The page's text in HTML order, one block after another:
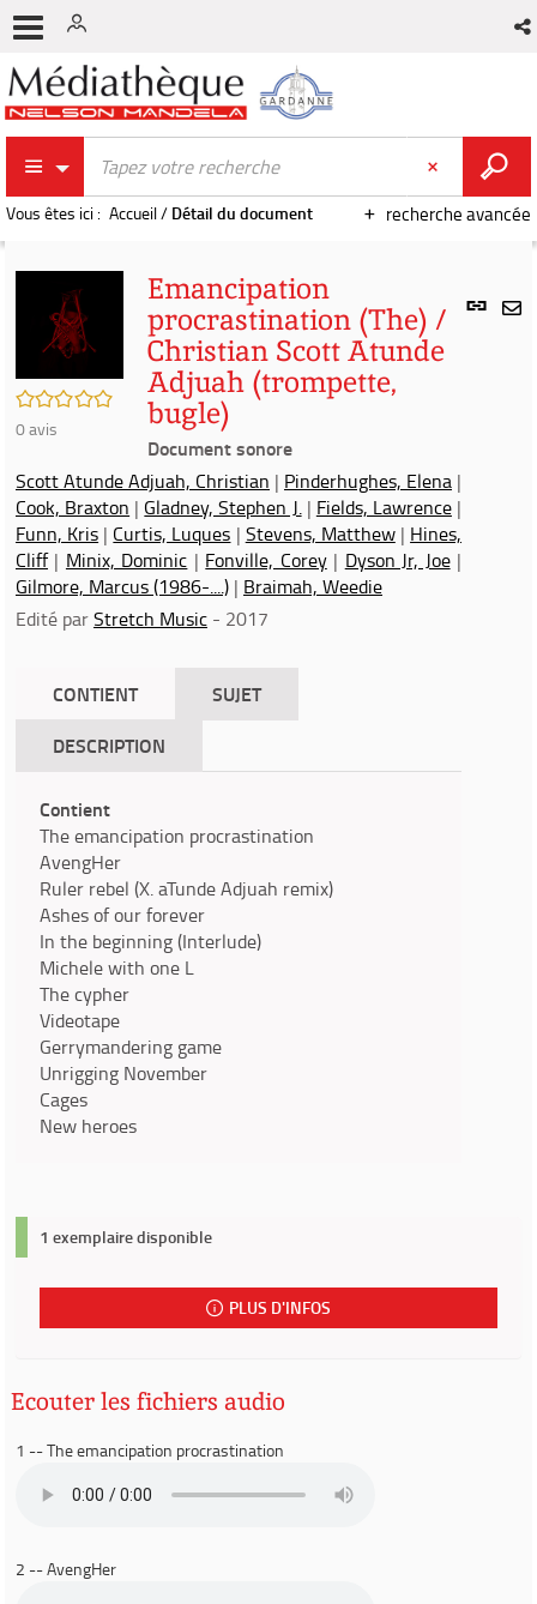
recherche avancée
Vous êtes ici : Accueil/ Détail du document
Lien
/5
0avis
Emancipation
procrastination (The) /
Christian Scott Atunde
Adjuah (trompette,
bugle)
Document sonore
Scott Atunde Adjuah, Christian | Pinderhughes, Elena |
Cook, Braxton | Gladney, Stephen J.| Fields, Lawrence|
Funn, Kris | Curtis, Luques | Stevens, Matthew| Hines,
Cliff| Minix, Dominic | Fonville, Corey| Dyson Jr, Joe|
Gilmore, Marcus (1986-....) | Braimah, Weedie
Edité parStretch Music - 2017
CONTIENT
SUJET
DESCRIPTION
Contient
The emancipation procrastination
AvengHer
Ruler rebel (X. aTunde Adjuah remix)
Ashes of our forever
In the beginning (Interlude)
Michele with one L
The cypher
Videotape
Gerrymandering game
Unrigging November
Cages
New heroes
1 exemplaire disponible
PLUS D'INFOS
Ecouter les fichiers audio
1 -- The emancipation procrastination
2 -- AvengHer